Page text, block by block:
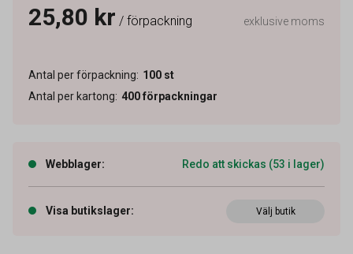
25,80 kr / förpackning exklusive moms
Antal per förpackning: 100 st
Antal per kartong: 400förpackningar
Webblager: Redo att skickas (53 i lager)
Visa butikslager: Välj butik